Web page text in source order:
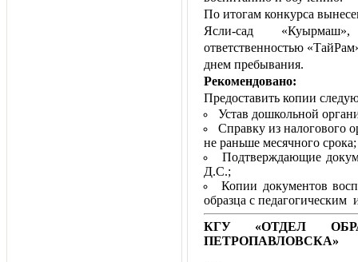
По итогам конкурса
Ясли-сад
ответственностью
днем пребывания.
Рекомендовано:
Предоставить копии
Устав дошкольной
Справку из налогового
не раньше месячного срока;
Подтверждающие
Д.С.;
Копии документов
образца с
КГУ «ОТДЕЛ
ПЕТРОПАВЛОВСКА»